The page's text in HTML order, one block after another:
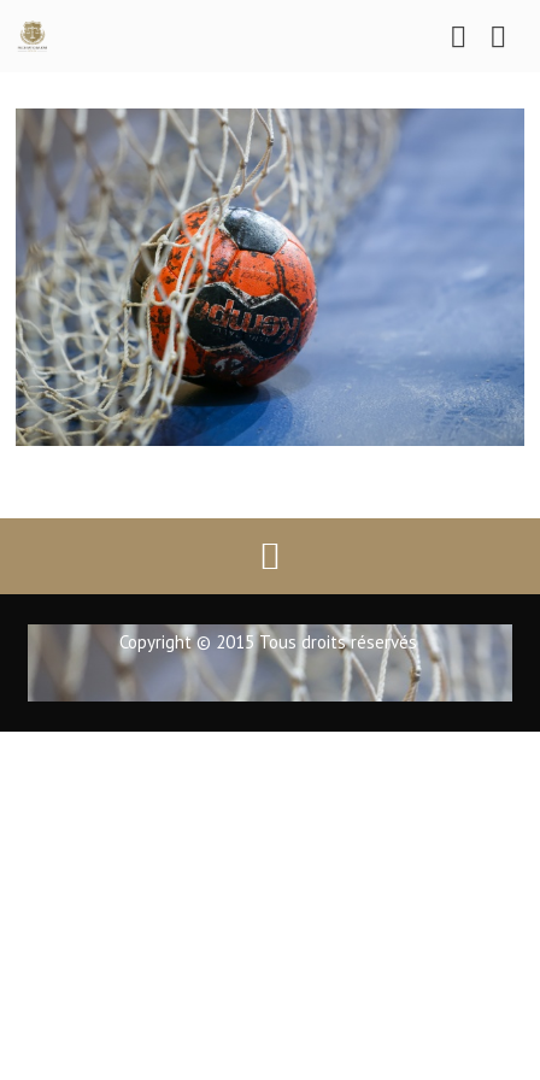
Copyright © 2015 Tous droits réservés